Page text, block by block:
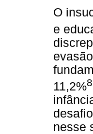
O
e
11,2%8
nesse